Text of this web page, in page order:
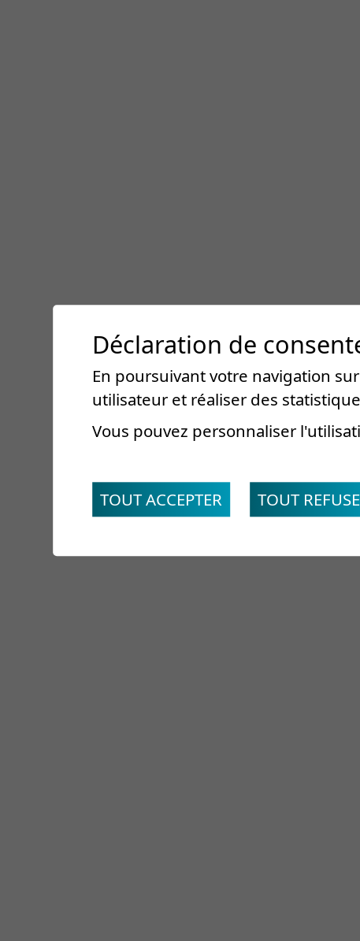
Déclaration de
En poursuivant votre navigation
utilisateur et réaliser des
Vous pouvez personnaliser
TOUT ACCEPTER TOUT